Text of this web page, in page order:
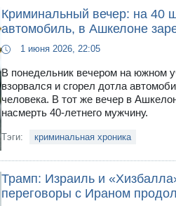
Криминальный вечер: на 40
автомобиль, в Ашкелоне
1 июня 2026, 22:05
В понедельник вечером на южном
взорвался и сгорел дотла
человека. В тот же вечер в
насмерть 40-летнего мужчину.
Тэги: криминальная хроника
Трамп: Израиль и
переговоры с Ираном